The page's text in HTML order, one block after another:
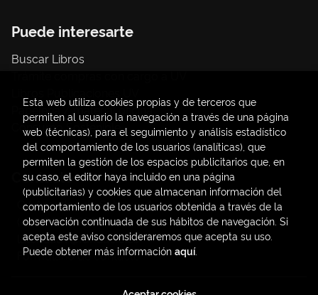
Puede interesarte
Buscar Libros
Papelería / material oficina
Consumo Sostenible
Contacto
C/ Amadeo de Saboya, 4
(+34) 963828968
latendauv@fundacio.es
Formulario de contacto
Esta web utiliza cookies propias y de terceros que
permiten al usuario la navegación a través de una página
web (técnicas), para el seguimiento y análisis estadístico
del comportamiento de los usuarios (analíticas), que
permiten la gestión de los espacios publicitarios que, en
su caso, el editor haya incluido en una página
(publicitarias) y cookies que almacenan información del
comportamiento de los usuarios obtenida a través de la
observación continuada de sus hábitos de navegación. Si
acepta este aviso consideraremos que acepta su uso.
Puede obtener más información aquí.